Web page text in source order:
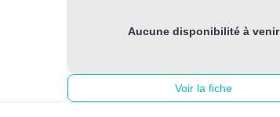
Aucune disponibilité à venir
Voir la fiche